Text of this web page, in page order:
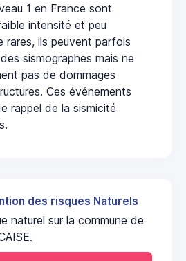
1 en France sont
intensité et peu
rares, ils peuvent parfois
sismographes mais ne
pas de dommages
Ces événements
rappel de la sismicité
des risques Naturels
naturel sur la commune de